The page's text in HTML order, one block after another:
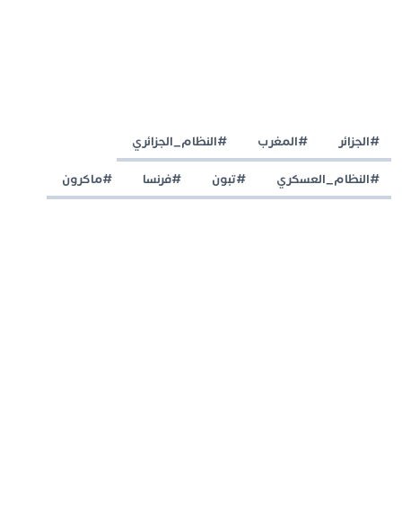
#الجزائر #المغرب #النظام_الجزائري
#النظام_العسكري #تبون #فرنسا #ماكرون